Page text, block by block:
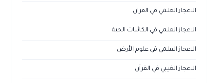
الاعجاز العلمي في القرآن
الاعجاز العلمي في الكائنات الحية
الاعجاز العلمي في علوم الأرض
الاعجاز الغيبي في القرآن